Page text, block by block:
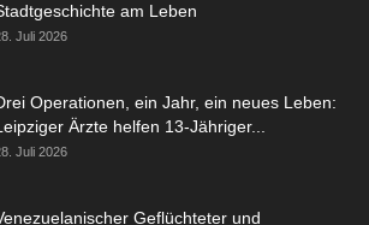
am Leben
Juli 2026
Operationen, ein Jahr, ein neues Leben:
Ärzte helfen 13-Jähriger...
Juli 2026
Geflüchteter und